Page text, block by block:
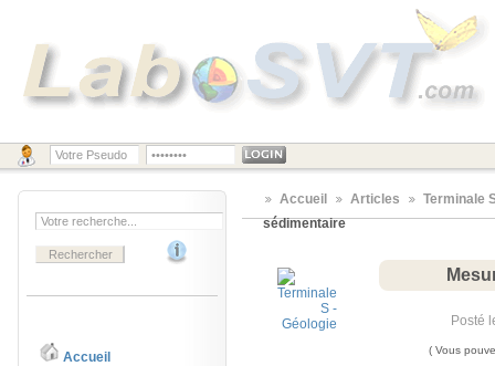
Accueil
Accueil Articles
Terminale
sédimentaire
Posté
( Vous